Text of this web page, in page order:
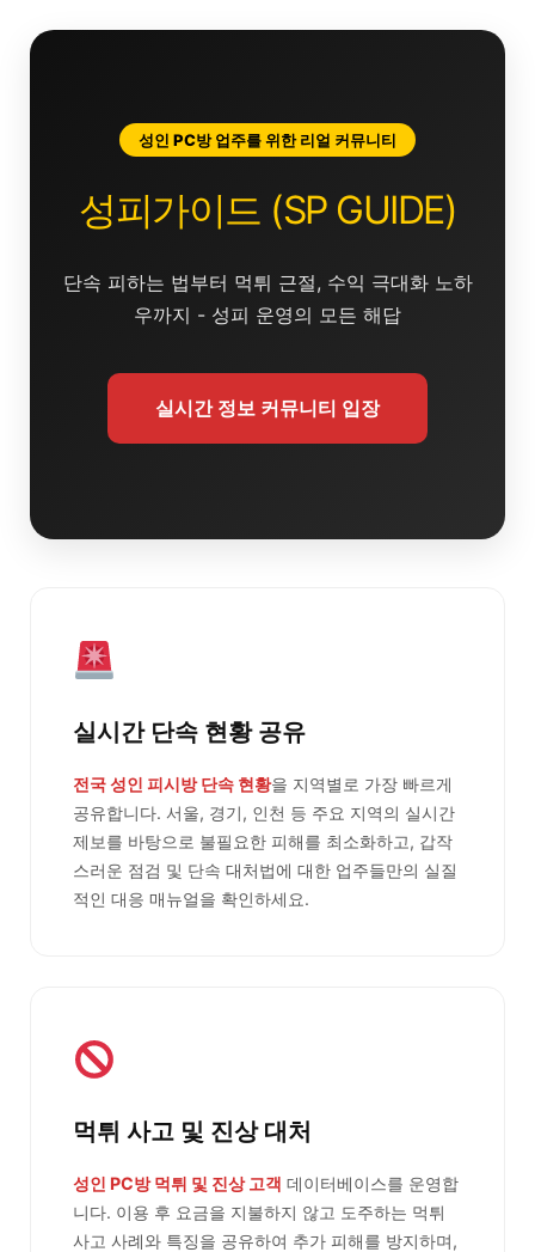
성인 PC방 업주를 위한 리얼 커뮤니티
성피가이드 (SP GUIDE)
단속 피하는 법부터 먹튀 근절, 수익 극대화 노하
우까지 - 성피 운영의 모든 해답
실시간 정보 커뮤니티 입장
실시간 단속 현황 공유
전국 성인 피시방 단속 현황을 지역별로 가장 빠르게
공유합니다. 서울, 경기, 인천 등 주요 지역의 실시간
제보를 바탕으로 불필요한 피해를 최소화하고, 갑작
스러운 점검 및 단속 대처법에 대한 업주들만의 실질
적인 대응 매뉴얼을 확인하세요.
먹튀 사고 및 진상 대처
성인 PC방 먹튀 및 진상 고객 데이터베이스를 운영합
니다. 이용 후 요금을 지불하지 않고 도주하는 먹튀
사고 사례와 특징을 공유하여 추가 피해를 방지하며,